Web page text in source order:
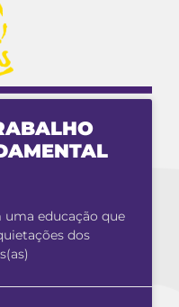
uma educação que
dos